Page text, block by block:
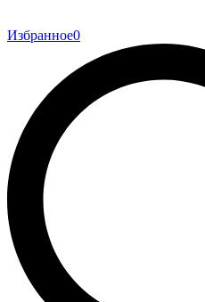
Избранное0